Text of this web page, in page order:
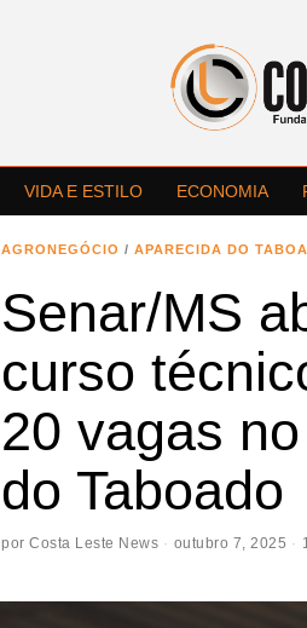
VIDA E ESTILO ECONOMIA
AGRONEGÓCIO / APARECIDA DO
Senar/MS
curso
20 vagas
do Taboado
por Costa Leste News outubro 7, 2025